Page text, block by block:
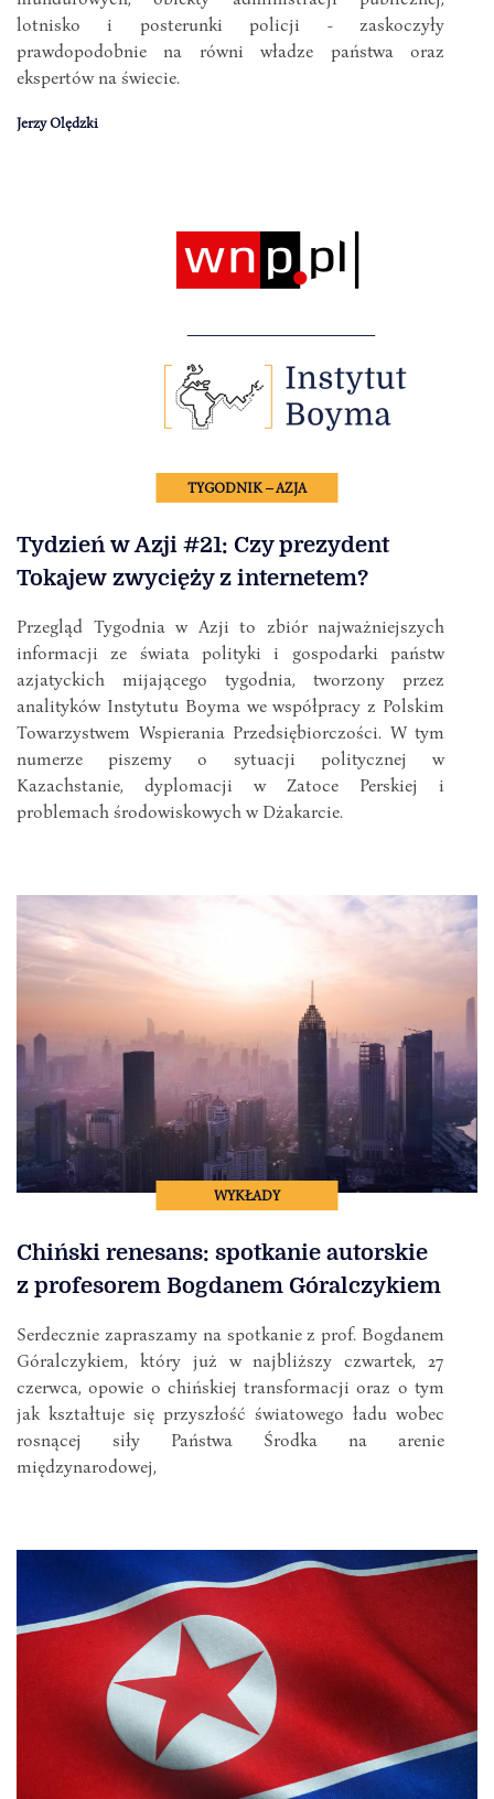
lotnisko i posterunki policji - zaskoczyły
prawdopodobnie na równi władze państwa oraz
ekspertów na świecie.
Jerzy Olędzki
TYGODNIK – AZJA
Tydzień w Azji #21: Czy prezydent
Tokajew zwycięży z internetem?
Przegląd Tygodnia w Azji to zbiór najważniejszych
informacji ze świata polityki i gospodarki państw
azjatyckich mijającego tygodnia, tworzony przez
analityków Instytutu Boyma we współpracy z Polskim
Towarzystwem Wspierania Przedsiębiorczości. W tym
numerze piszemy o sytuacji politycznej w
Kazachstanie, dyplomacji w Zatoce Perskiej i
problemach środowiskowych w Dżakarcie.
WYKŁADY
Chiński renesans: spotkanie autorskie
z profesorem Bogdanem Góralczykiem
Serdecznie zapraszamy na spotkanie z prof. Bogdanem
Góralczykiem, który już w najbliższy czwartek, 27
czerwca, opowie o chińskiej transformacji oraz o tym
jak kształtuje się przyszłość światowego ładu wobec
rosnącej siły Państwa Środka na arenie
międzynarodowej,